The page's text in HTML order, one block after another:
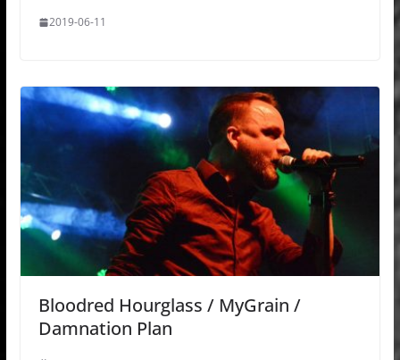
2019-06-11
Bloodred Hourglass / MyGrain /
Damnation Plan